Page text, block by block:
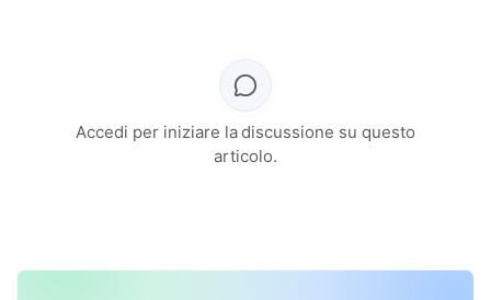
Accedi per iniziare la discussione su questo
articolo.